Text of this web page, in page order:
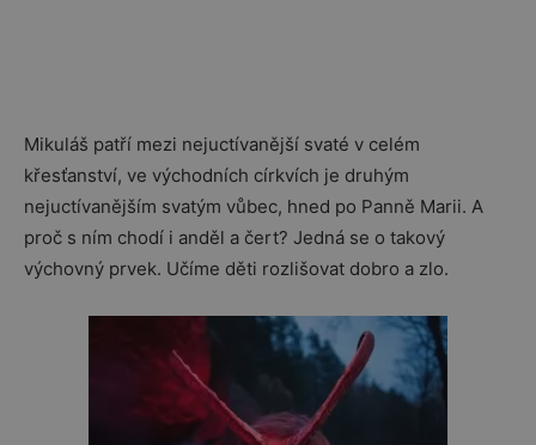
Mikuláš patří mezi nejuctívanější svaté v celém
křesťanství, ve východních církvích je druhým
nejuctívanějším svatým vůbec, hned po Panně Marii. A
proč s ním chodí i anděl a čert? Jedná se o takový
výchovný prvek. Učíme děti rozlišovat dobro a zlo.